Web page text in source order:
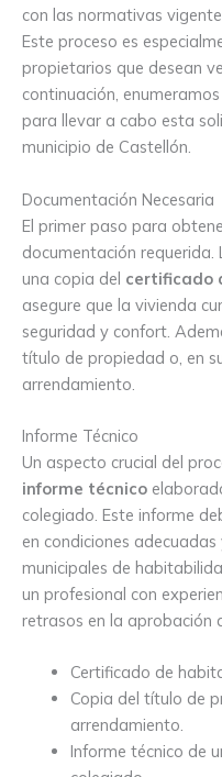
con las normativas
Este proceso es
propietarios que desean
continuación,
para llevar a cabo esta
municipio de Castellón.
Documentación Necesaria
El primer paso para
documentación
una copia del certificado
asegure que la vivienda
seguridad y confort.
título de propiedad o, en
arrendamiento.
Informe Técnico
Un aspecto crucial del
informe técnico
colegiado. Este informe
en condiciones
municipales de
un profesional con
retrasos en la aprobación
Certificado de
Copia del título de
arrendamiento.
Informe técnico de